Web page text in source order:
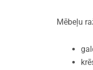
Mēbeļu